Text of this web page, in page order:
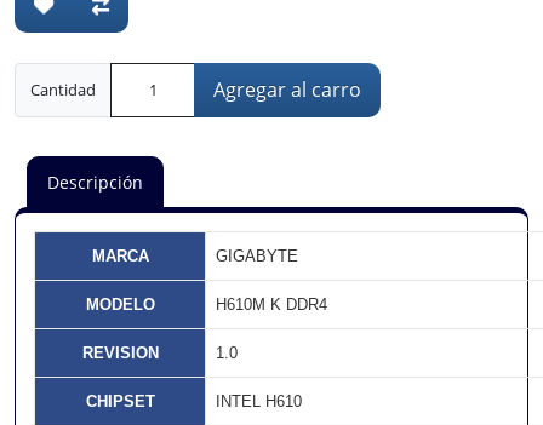
Cantidad Agregar al carro
Descripción
MARCA GIGABYTE
MODELO H610M K DDR4
REVISION 1.0
CHIPSET INTEL H610